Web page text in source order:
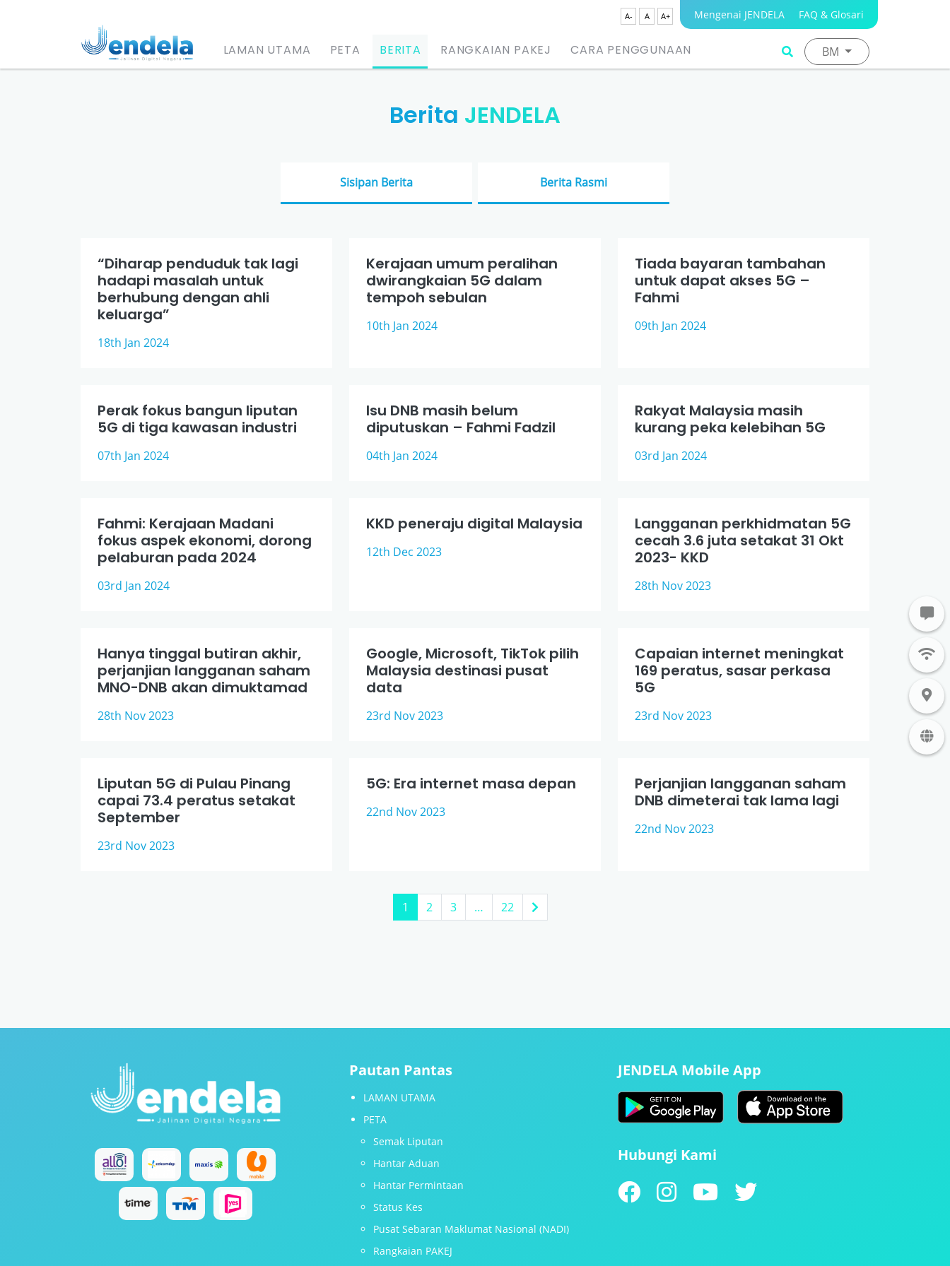
A- A A+ Mengenai JENDELA FAQ & Glosari
LAMAN UTAMA PETA BERITA RANGKAIAN PAKEJ CARA PENGGUNAAN BM
Berita JENDELA
Sisipan Berita Berita Rasmi
“Diharap penduduk tak lagi
hadapi masalah untuk
berhubung dengan ahli
keluarga”
18th Jan 2024
Kerajaan umum peralihan
dwirangkaian 5G dalam
tempoh sebulan
10th Jan 2024
Tiada bayaran tambahan
untuk dapat akses 5G –
Fahmi
09th Jan 2024
Perak fokus bangun liputan
5G di tiga kawasan industri
07th Jan 2024
Isu DNB masih belum
diputuskan – Fahmi Fadzil
04th Jan 2024
Rakyat Malaysia masih
kurang peka kelebihan 5G
03rd Jan 2024
Fahmi: Kerajaan Madani
fokus aspek ekonomi, dorong
pelaburan pada 2024
03rd Jan 2024
KKD peneraju digital Malaysia
12th Dec 2023
Langganan perkhidmatan 5G
cecah 3.6 juta setakat 31 Okt
2023- KKD
28th Nov 2023
Hanya tinggal butiran akhir,
perjanjian langganan saham
MNO-DNB akan dimuktamad
28th Nov 2023
Google, Microsoft, TikTok pilih
Malaysia destinasi pusat
data
23rd Nov 2023
Capaian internet meningkat
169 peratus, sasar perkasa
5G
23rd Nov 2023
Liputan 5G di Pulau Pinang
capai 73.4 peratus setakat
September
23rd Nov 2023
5G: Era internet masa depan
22nd Nov 2023
Perjanjian langganan saham
DNB dimeterai tak lama lagi
22nd Nov 2023
1 2 3 … 22
Pautan Pantas
LAMAN UTAMA
PETA
Semak Liputan
Hantar Aduan
Hantar Permintaan
Status Kes
Pusat Sebaran Maklumat Nasional (NADI)
Rangkaian PAKEJ
JENDELA Mobile App
Hubungi Kami